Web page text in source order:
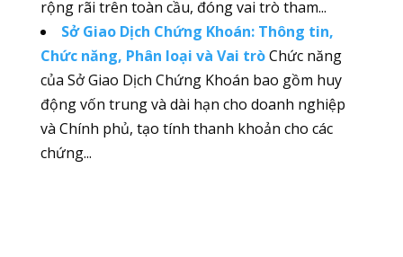
rộng rãi trên toàn cầu, đóng vai trò tham...
Sở Giao Dịch Chứng Khoán: Thông tin,
Chức năng, Phân loại và Vai tròChức năng
của Sở Giao Dịch Chứng Khoán bao gồm huy
động vốn trung và dài hạn cho doanh nghiệp
và Chính phủ, tạo tính thanh khoản cho các
chứng...